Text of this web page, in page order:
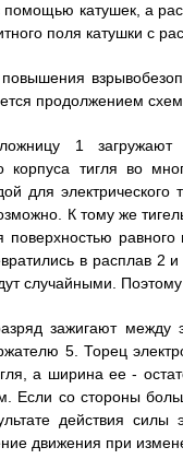
катушек, а
поля катушки с
продолжением
1
корпуса тигля во
для электрического
К тому же
поверхностью
в расплав
случайными.
зажигают
5. Торец
а ширина ее -
Если со стороны
действия силы
движения при